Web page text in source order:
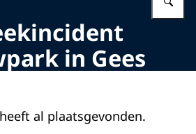
in Gees
al plaatsgevonden.